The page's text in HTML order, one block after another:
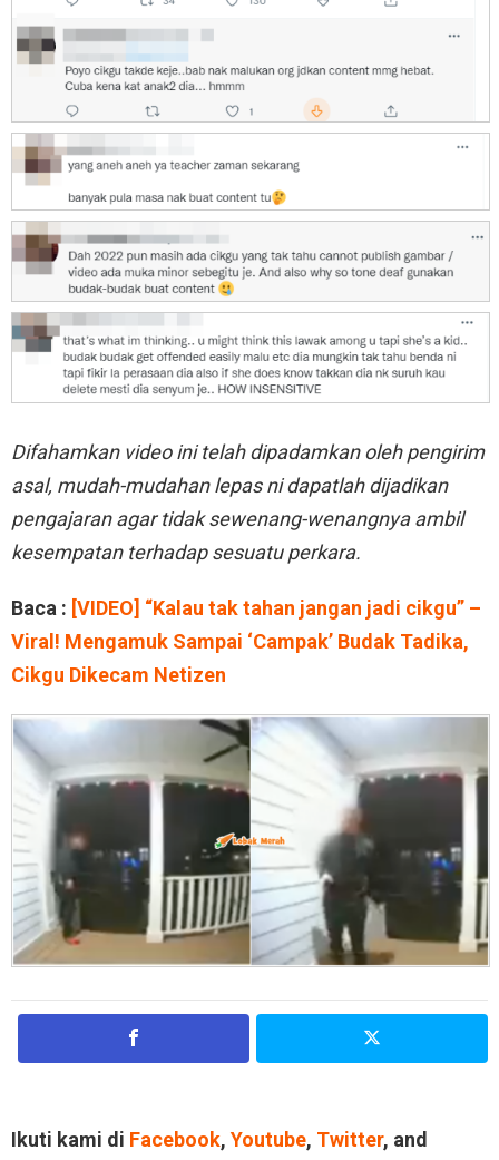
Difahamkan video ini telah dipadamkan oleh pengirim
asal, mudah-mudahan lepas ni dapatlah dijadikan
pengajaran agar tidak sewenang-wenangnya ambil
kesempatan terhadap sesuatu perkara.
Baca : [VIDEO] “Kalau tak tahan jangan jadi cikgu” –
Viral! Mengamuk Sampai ‘Campak’ Budak Tadika,
Cikgu Dikecam Netizen
Ikuti kami di Facebook, Youtube, Twitter, and